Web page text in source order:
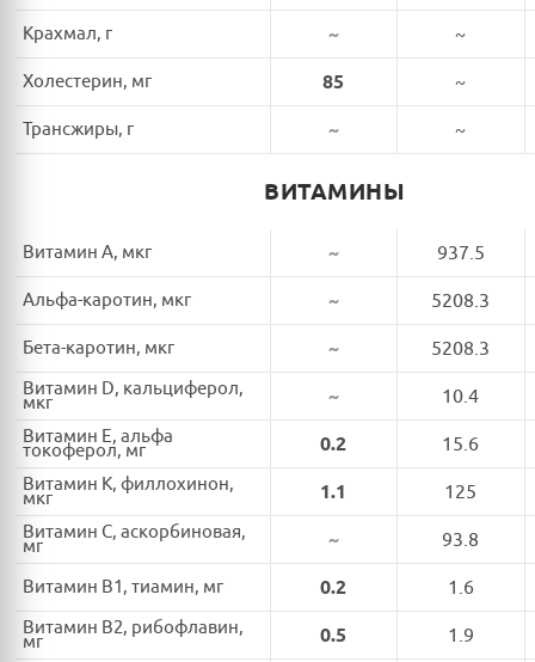
Крахмал, г ~ ~
Холестерин, мг 85 ~
Трансжиры, г ~ ~
ВИТАМИНЫ
Витамин A, мкг ~ 937.5
Альфа-каротин, мкг ~ 5208.3
Бета-каротин, мкг ~ 5208.3
Витамин D, кальциферол,
мкг ~ 10.4
Витамин E, альфа
токоферол, мг 0.2 15.6
Витамин K, филлохинон,
мкг 1.1 125
Витамин C, аскорбиновая,
мг ~ 93.8
Витамин B1, тиамин, мг 0.2 1.6
Витамин B2, рибофлавин,
мг 0.5 1.9